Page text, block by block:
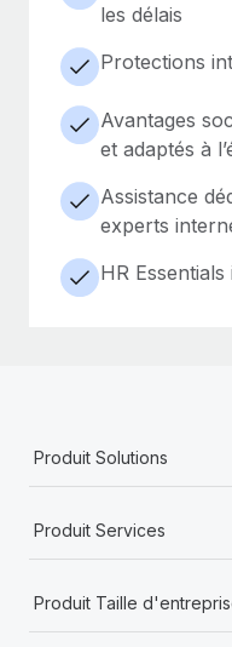
les délais
Protections
Avantages
et adaptés à
Assistance
experts
HR
Produit Solutions
Produit Services
Produit Taille